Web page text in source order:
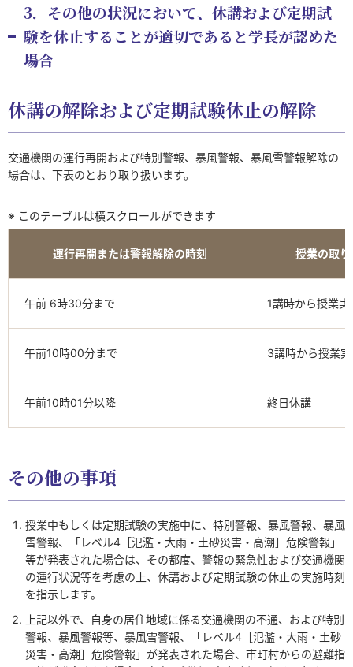
3．その他の状況において、休講および定期試
験を休止することが適切であると学長が認めた
場合
休講の解除および定期試験休止の解除
交通機関の運行再開および特別警報、暴風警報、暴風雪警報解除の
場合は、下表のとおり取り扱います。
※ このテーブルは横スクロールができます
運行再開または警報解除の時刻 授業の取
午前 6時30分まで 1講時から授業実
午前10時00分まで 3講時から授業
午前10時01分以降 終日休講
その他の事項
授業中もしくは定期試験の実施中に、特別警報、暴風警報、暴風
雪警報、「レベル4［氾濫・大雨・土砂災害・高潮］危険警報」
等が発表された場合は、その都度、警報の緊急性および交通機関
の運行状況等を考慮の上、休講および定期試験の休止の実施時刻
を指示します。
上記以外で、自身の居住地域に係る交通機関の不通、および特別
警報、暴風警報等、暴風雪警報、「レベル4［氾濫・大雨・土砂
災害・高潮］危険警報」が発表された場合、市町村からの避難指